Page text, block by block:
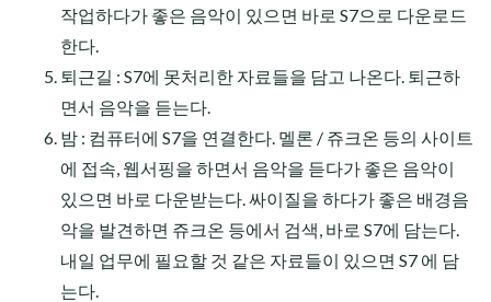
작업하다가 좋은 음악이 있으면 바로 S7으로 다운로드
한다.
퇴근길 : S7에 못처리한 자료들을 담고 나온다. 퇴근하
면서 음악을 듣는다.
밤 : 컴퓨터에 S7을 연결한다. 멜론 / 쥬크온 등의 사이트
에 접속, 웹서핑을 하면서 음악을 듣다가 좋은 음악이
있으면 바로 다운받는다. 싸이질을 하다가 좋은 배경음
악을 발견하면 쥬크온 등에서 검색, 바로 S7에 담는다.
내일 업무에 필요할 것 같은 자료들이 있으면 S7 에 담
는다.